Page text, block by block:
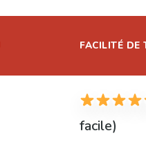
FACILITÉ DE
facile)